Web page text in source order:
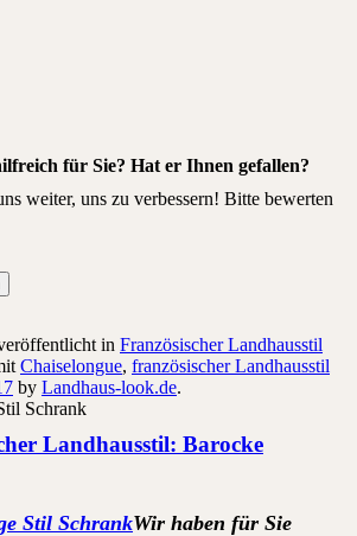
für Sie? Hat er Ihnen gefallen?
weiter, uns zu verbessern! Bitte bewerten
in Französischer Landhausstil
Chaiselongue, französischer Landhausstil
by Landhaus-look.de.
Landhausstil: Barocke
Wir haben für Sie